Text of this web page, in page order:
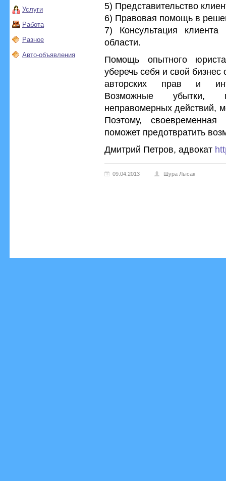
Услуги
Работа
Разное
Авто-объявления
5) Представительство
6) Правовая помощь в
7) Консультация
области.
Помощь опытного
уберечь себя и свой
авторских прав и
Возможные убытки,
неправомерных действий,
Поэтому,
поможет предотвратить
Дмитрий Петров, адвокат
09.04.2013 Шура Лысак